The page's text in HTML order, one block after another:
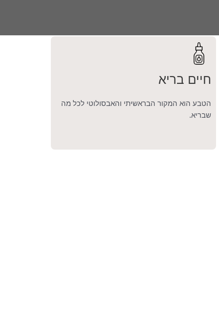
חיים בריא
הטבע הוא המקור הבראשיתי והאבסולוטי לכל מה
שבריא.